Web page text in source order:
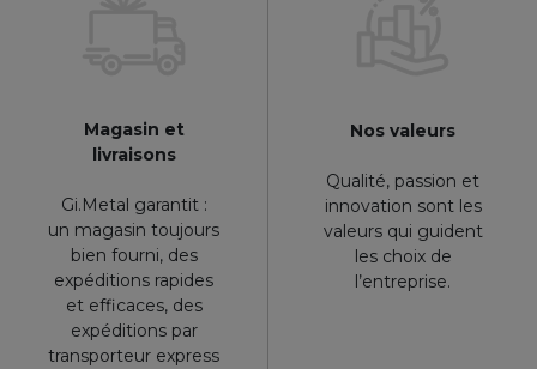
Magasin et
livraisons
Gi.Metal garantit :
un magasin toujours
bien fourni, des
expéditions rapides
et efficaces, des
expéditions par
transporteur express
Nos valeurs
Qualité, passion et
innovation sont les
valeurs qui guident
les choix de
l’entreprise.